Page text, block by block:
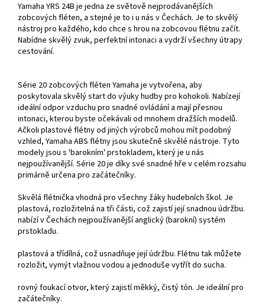
Yamaha YRS 24B je jedna ze světově nejprodávanějších
zobcových fléten, a stejné je to i u nás v Čechách. Je to skvělý
nástroj pro každého, kdo chce s hrou na zobcovou flétnu začít.
Nabídne skvělý zvuk, perfektní intonaci a vydrží všechny útrapy
cestování.
Série 20 zobcových fléten Yamaha je vytvořena, aby
poskytovala skvělý start do výuky hudby pro kohokoli. Nabízejí
ideální odpor vzduchu pro snadné ovládání a mají přesnou
intonaci, kterou byste očekávali od mnohem dražších modelů.
Ačkoli plastové flétny od jiných výrobců mohou mít podobný
vzhled, Yamaha ABS flétny jsou skutečně skvělé nástroje. Tyto
modely jsou s 'barokním' prstokladem, který je u nás
nejpoužívanější. Série 20 je díky své snadné hře v celém rozsahu
primárně určena pro začátečníky.
Skvělá flétnička vhodná pro všechny žáky hudebních škol. Je
plastová, rozložitelná na tři části, což zajistí její snadnou údržbu.
nabízí v Čechách nejpoužívanější anglický (barokní) systém
prstokladu.
plastová a třídílná, což usnadňuje její údržbu. Flétnu tak můžete
rozložit, vymýt vlažnou vodou a jednoduše vytřít do sucha.
rovný foukací otvor, který zajistí měkký, čistý tón. Je ideální pro
začátečníky.